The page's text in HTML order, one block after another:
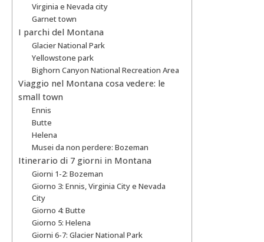
Virginia e Nevada city
Garnet town
I parchi del Montana
Glacier National Park
Yellowstone park
Bighorn Canyon National Recreation Area
Viaggio nel Montana cosa vedere: le
small town
Ennis
Butte
Helena
Musei da non perdere: Bozeman
Itinerario di 7 giorni in Montana
Giorni 1-2: Bozeman
Giorno 3: Ennis, Virginia City e Nevada
City
Giorno 4: Butte
Giorno 5: Helena
Giorni 6-7: Glacier National Park